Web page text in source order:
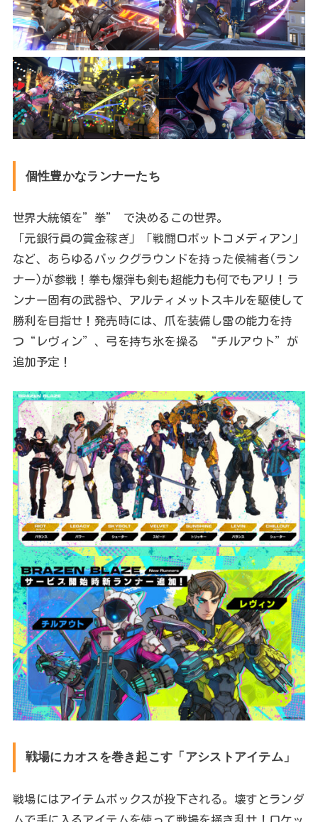
個性豊かなランナーたち
世界大統領を”拳” で決めるこの世界。
「元銀行員の賞金稼ぎ」「戦闘ロボットコメディアン」
など、あらゆるバックグラウンドを持った候補者(ラン
ナー)が参戦！拳も爆弾も剣も超能力も何でもアリ！ラ
ンナー固有の武器や、アルティメットスキルを駆使して
勝利を目指せ！発売時には、爪を装備し雷の能力を持
つ“レヴィン”、弓を持ち氷を操る “チルアウト”が
追加予定！
戦場にカオスを巻き起こす「アシストアイテム」
戦場にはアイテムボックスが投下される。壊すとランダ
ムで手に入るアイテムを使って戦場を掻き乱せ！ロケッ